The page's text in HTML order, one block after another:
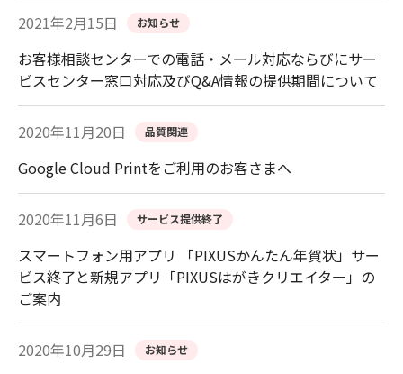
2021年2月15日 お知らせ
お客様相談センターでの電話・メール対応ならびにサー
ビスセンター窓口対応及びQ&A情報の提供期間について
2020年11月20日 品質関連
Google Cloud Printをご利用のお客さまへ
2020年11月6日 サービス提供終了
スマートフォン用アプリ 「PIXUSかんたん年賀状」サー
ビス終了と新規アプリ「PIXUSはがきクリエイター」の
ご案内
2020年10月29日 お知らせ